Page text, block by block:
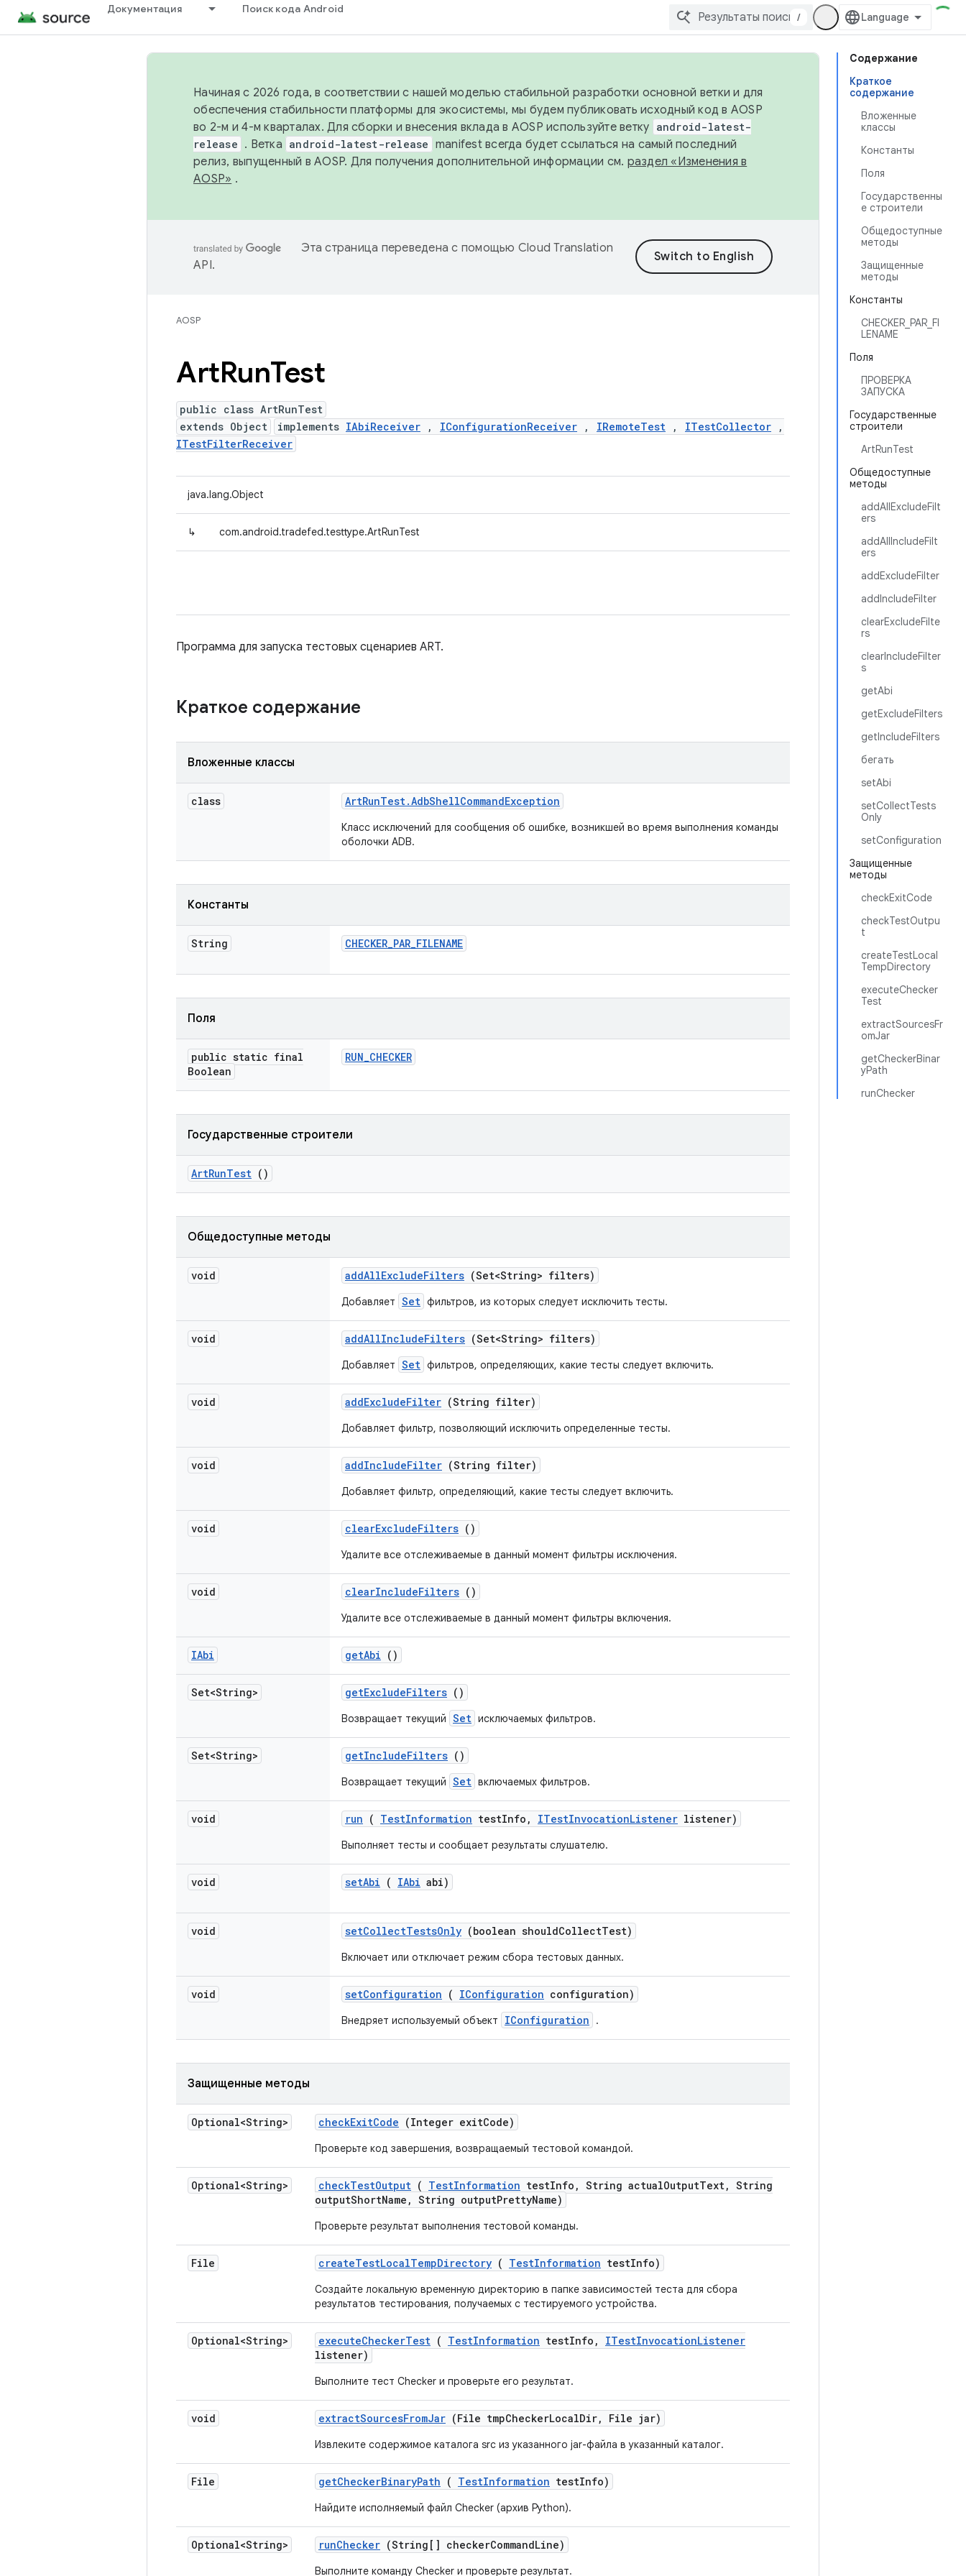
Документация Поиск кода Android
/
Содержание
Краткое
содержание
Вложенные
классы
Константы
Поля
Государственны
е строители
Общедоступные
методы
Защищенные
методы
Константы
CHECKER_PAR_FI
LENAME
Поля
ПРОВЕРКА
ЗАПУСКА
Государственные
строители
ArtRunTest
Общедоступные
методы
addAllExcludeFilt
ers
addAllIncludeFilt
ers
addExcludeFilter
addIncludeFilter
clearExcludeFilte
rs
clearIncludeFilter
s
getAbi
getExcludeFilters
getIncludeFilters
бегать
setAbi
setCollectTests
Only
setConfiguration
Защищенные
методы
checkExitCode
checkTestOutpu
t
createTestLocal
TempDirectory
executeChecker
Test
extractSourcesFr
omJar
getCheckerBinar
yPath
runChecker
Начиная с 2026 года, в соответствии с нашей моделью стабильной разработки основной ветки и для
обеспечения стабильности платформы для экосистемы, мы будем публиковать исходный код в AOSP
во 2-м и 4-м кварталах. Для сборки и внесения вклада в AOSP используйте ветку android-latest-
release . Ветка android-latest-release manifest всегда будет ссылаться на самый последний
релиз, выпущенный в AOSP. Для получения дополнительной информации см. раздел «Изменения в
AOSP» .
Эта страница переведена с помощью Cloud Translation
API.
AOSP
ArtRunTest
public class ArtRunTest
extends Object
implements IAbiReceiver , IConfigurationReceiver , IRemoteTest , ITestCollector ,
ITestFilterReceiver
java.lang.Object
↳ com.android.tradefed.testtype.ArtRunTest
Программа для запуска тестовых сценариев ART.
Краткое содержание
Вложенные классы
class ArtRunTest.AdbShellCommandException
Класс исключений для сообщения об ошибке, возникшей во время выполнения команды
оболочки ADB.
Константы
String CHECKER_PAR_FILENAME
Поля
public static final
Boolean
RUN_CHECKER
Государственные строители
ArtRunTest ()
Общедоступные методы
void addAllExcludeFilters (Set<String> filters)
Добавляет Set фильтров, из которых следует исключить тесты.
void addAllIncludeFilters (Set<String> filters)
Добавляет Set фильтров, определяющих, какие тесты следует включить.
void addExcludeFilter (String filter)
Добавляет фильтр, позволяющий исключить определенные тесты.
void addIncludeFilter (String filter)
Добавляет фильтр, определяющий, какие тесты следует включить.
void clearExcludeFilters ()
Удалите все отслеживаемые в данный момент фильтры исключения.
void clearIncludeFilters ()
Удалите все отслеживаемые в данный момент фильтры включения.
IAbi getAbi ()
Set<String> getExcludeFilters ()
Возвращает текущий Set исключаемых фильтров.
Set<String> getIncludeFilters ()
Возвращает текущий Set включаемых фильтров.
void run ( TestInformation testInfo , ITestInvocationListener listener)
Выполняет тесты и сообщает результаты слушателю.
void setAbi ( IAbi abi)
void setCollectTestsOnly (boolean shouldCollectTest)
Включает или отключает режим сбора тестовых данных.
void setConfiguration ( IConfiguration configuration)
Внедряет используемый объект IConfiguration .
Защищенные методы
Optional<String> checkExitCode (Integer exitCode)
Проверьте код завершения, возвращаемый тестовой командой.
Optional<String> checkTestOutput ( TestInformation testInfo , String actualOutputText, String
outputShortName , String outputPrettyName)
Проверьте результат выполнения тестовой команды.
File createTestLocalTempDirectory ( TestInformation testInfo)
Создайте локальную временную директорию в папке зависимостей теста для сбора
результатов тестирования, получаемых с тестируемого устройства.
Optional<String> executeCheckerTest ( TestInformation testInfo , ITestInvocationListener
listener)
Выполните тест Checker и проверьте его результат.
void extractSourcesFromJar (File tmpCheckerLocalDir, File jar)
Извлеките содержимое каталога src из указанного jar-файла в указанный каталог.
File getCheckerBinaryPath ( TestInformation testInfo)
Найдите исполняемый файл Checker (архив Python).
Optional<String> runChecker (String[] checkerCommandLine)
Выполните команду Checker и проверьте результат.